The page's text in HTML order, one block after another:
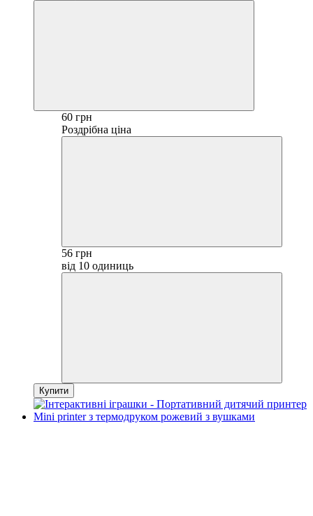
60 грн
Роздрібна ціна
56 грн
від 10 одиниць
Купити